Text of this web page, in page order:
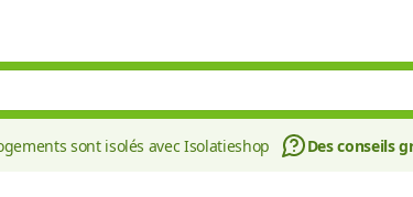
sont isolés avec Isolatieshop Des conseils